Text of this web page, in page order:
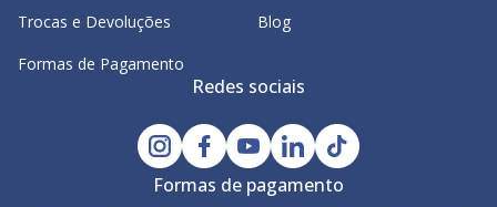
Trocas e Devoluções
Formas de Pagamento
Blog
Redes sociais
Formas de pagamento